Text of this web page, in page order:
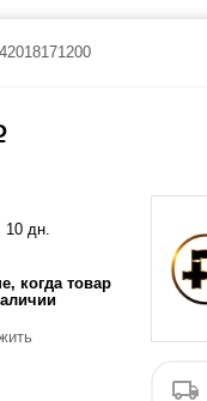
10 дн.
когда товар